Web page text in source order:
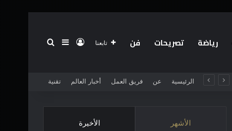
رياضة تصريحات فن تابعنا تسجيل الدخول
إضافة عمود جانبي
الرئيسية عن فريق العمل أخبار العالم تقنية
الأشهر الأخيرة